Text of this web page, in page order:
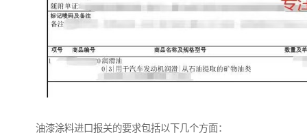
油漆涂料进口报关的要求包括以下几个方面：